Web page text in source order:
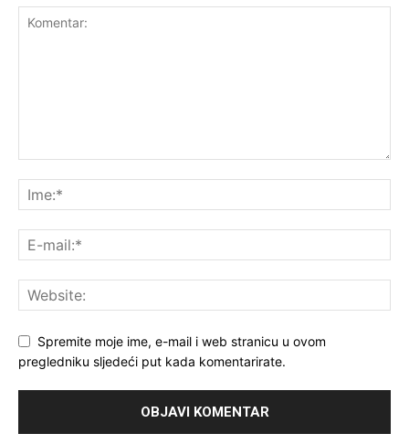
Spremite moje ime, e-mail i web stranicu u ovom
pregledniku sljedeći put kada komentarirate.